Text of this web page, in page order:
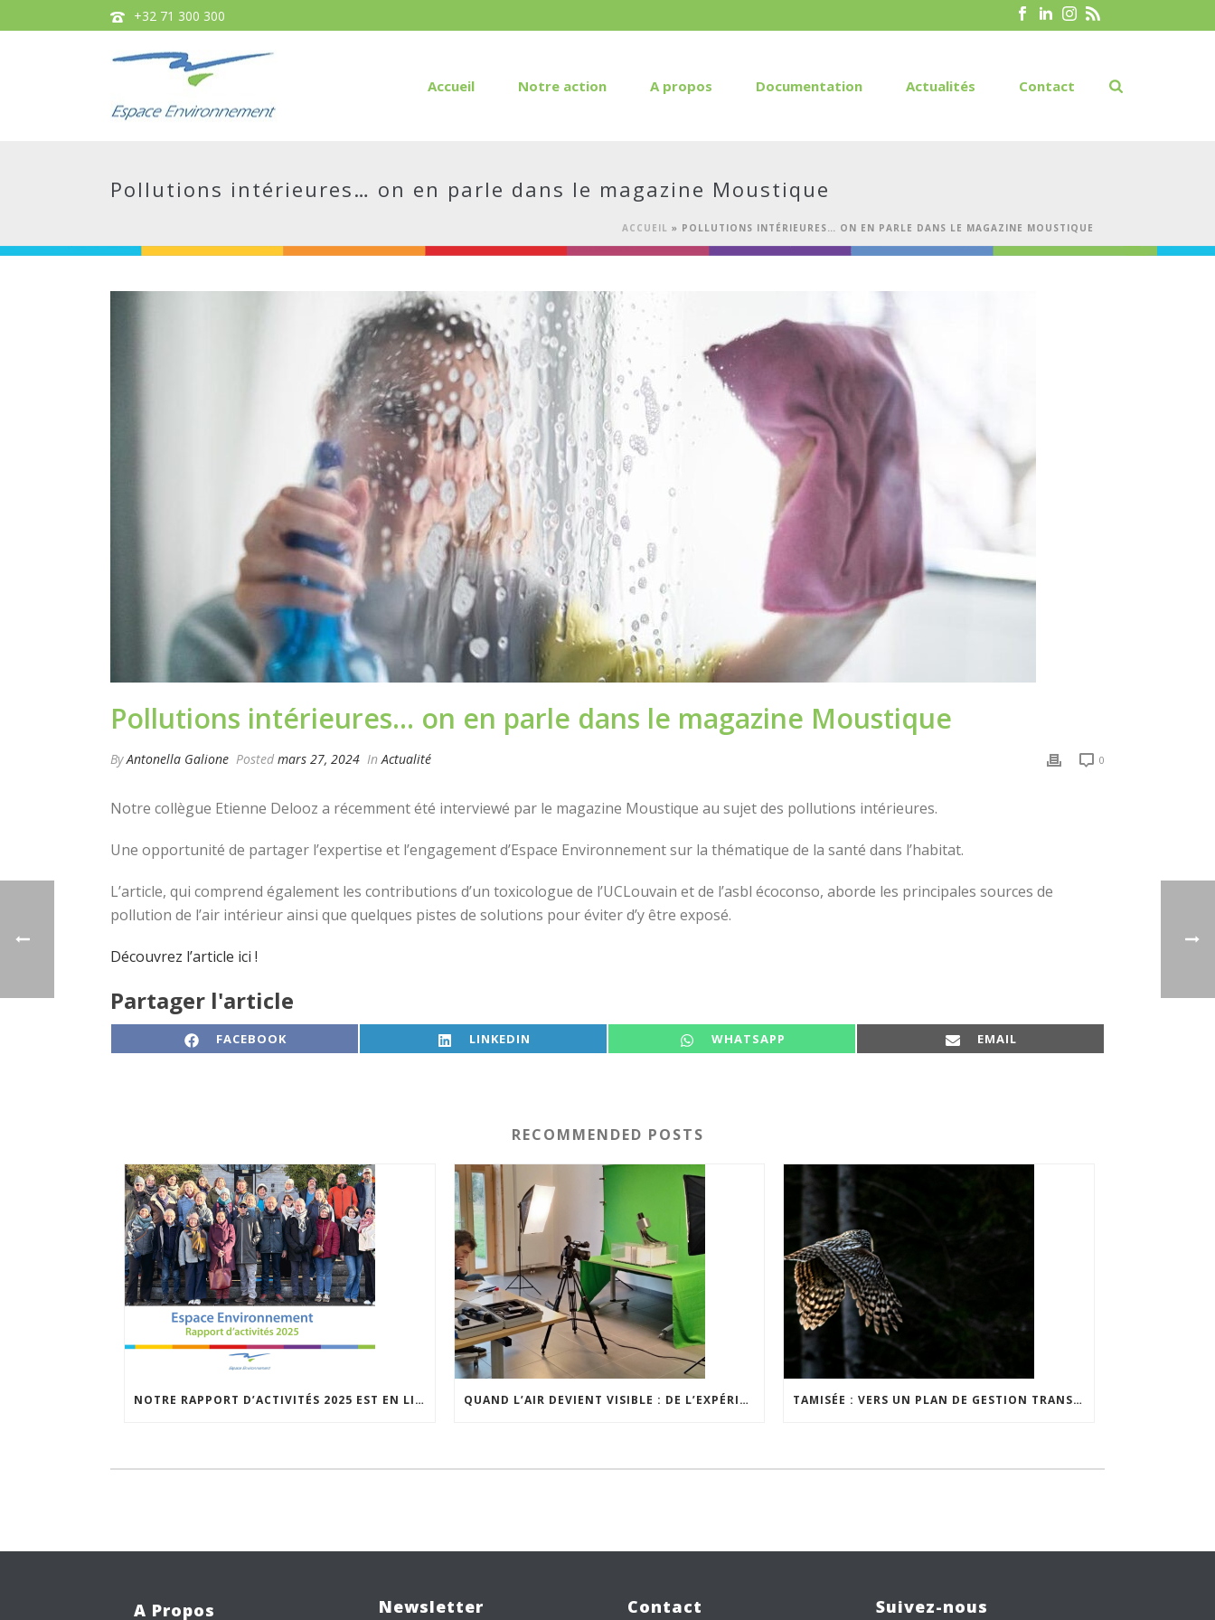
+32 71 300 300
Accueil Notre action A propos Documentation Actualités Contact
Pollutions intérieures… on en parle dans le magazine Moustique
ACCUEIL » POLLUTIONS INTÉRIEURES… ON EN PARLE DANS LE MAGAZINE MOUSTIQUE
Pollutions intérieures… on en parle dans le magazine Moustique
ByAntonella Galione Posted mars 27, 2024 InActualité 0
Notre collègue Etienne Delooz a récemment été interviewé par le magazine Moustique au sujet des pollutions intérieures.
Une opportunité de partager l’expertise et l’engagement d’Espace Environnement sur la thématique de la santé dans l’habitat.
L’article, qui comprend également les contributions d’un toxicologue de l’UCLouvain et de l’asbl écoconso, aborde les principales sources de
pollution de l’air intérieur ainsi que quelques pistes de solutions pour éviter d’y être exposé.
Découvrez l’article ici !
Partager l'article
SHARE ON
FACEBOOK SHARE ON
LINKEDIN SHARE ON
WHATSAPP SHARE ON
EMAIL
RECOMMENDED POSTS
NOTRE RAPPORT D’ACTIVITÉS 2025 EST EN LIGNE QUAND L’AIR DEVIENT VISIBLE : DE L’EXPÉRIENCE DE TERRAIN À UN OUTIL PÉDAGOGIQUE TAMISÉE : VERS UN PLAN DE GESTION TRANSFRONTALIER DE LA NUIT
A Propos Newsletter Contact Suivez-nous